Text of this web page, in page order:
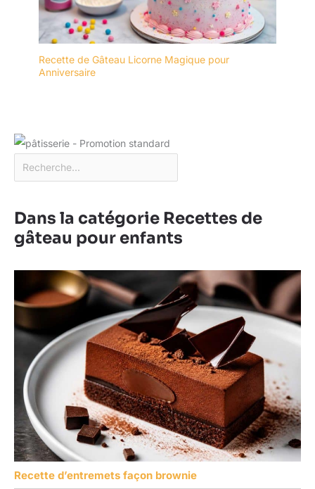
Recette de Gâteau Licorne Magique pour
Anniversaire
Dans la catégorie Recettes de
gâteau pour enfants
Recette d’entremets façon brownie